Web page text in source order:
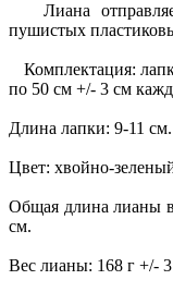
Лиана
пушистых
Комплектация:
по 50 см +/- 3 см
Длина лапки: 9-11 см.
Цвет: хвойно-
Общая длина лианы в
см.
Вес лианы: 168 г +/- 3